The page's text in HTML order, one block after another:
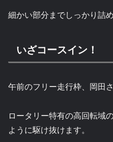
細かい部分までしっかり詰
いざコースイン！
午前のフリー走行枠、岡田
ロータリー特有の高回転域
ように駆け抜けます。